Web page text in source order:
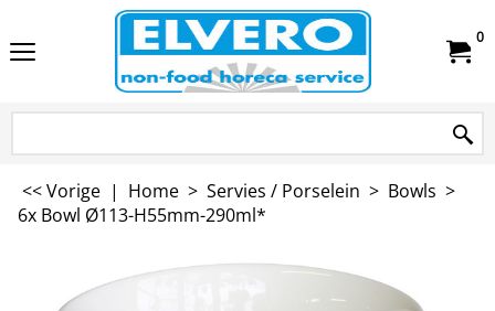
0
<< Vorige | Home > Servies / Porselein > Bowls >
6x Bowl Ø113-H55mm-290ml*